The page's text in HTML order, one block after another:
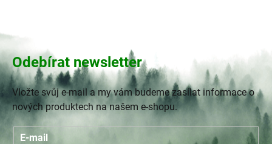
Odebírat newsletter
Vložte svůj e-mail a my vám budeme zasílat informace o
nových produktech na našem e-shopu.
E-mail